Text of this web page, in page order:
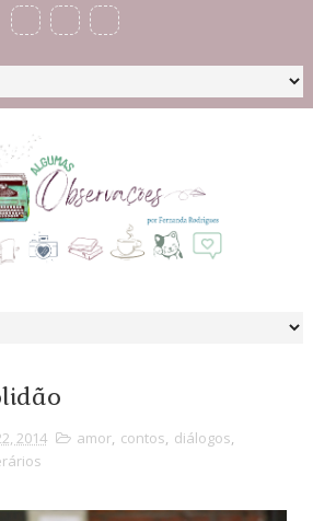
2014 amor, contos, diálogos,